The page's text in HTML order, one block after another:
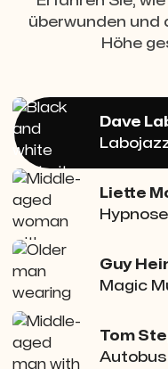
überwunden und
Höhe
Dave
Liette
Guy
Magic
Tom